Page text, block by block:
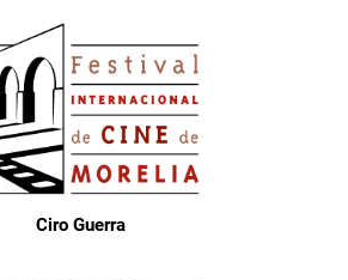
Ciro Guerra